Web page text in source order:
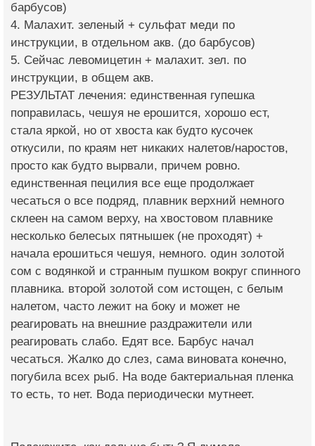
барбусов)
4. Малахит. зеленый + сульфат меди по
инструкции, в отдельном акв. (до барбусов)
5. Сейчас левомицетин + малахит. зел. по
инструкции, в общем акв.
РЕЗУЛЬТАТ лечения: единственная гупешка
поправилась, чешуя не ерошится, хорошо ест,
стала яркой, но от хвоста как будто кусочек
откусили, по краям нет никаких налетов/наростов,
просто как будто вырвали, причем ровно.
единственная пецилия все еще продолжает
чесаться о все подряд, плавник верхний немного
склеен на самом верху, на хвостовом плавнике
несколько белесых пятнышек (не проходят) +
начала ерошиться чешуя, немного. один золотой
сом с водянкой и странным пушком вокруг спинного
плавника. второй золотой сом истощен, с белым
налетом, часто лежит на боку и может не
реагировать на внешние раздражители или
реагировать слабо. Едят все. Барбус начал
чесаться. Жалко до слез, сама виновата конечно,
погубила всех рыб. На воде бактериальная пленка
то есть, то нет. Вода периодически мутнеет.